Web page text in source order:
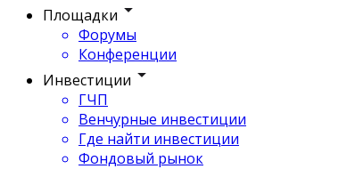
Площадки
Форумы
Конференции
Инвестиции
ГЧП
Венчурные инвестиции
Где найти инвестиции
Фондовый рынок